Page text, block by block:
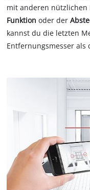
mit anderen nützlichen
Funktion oder der
kannst du die letzten
Entfernungsmesser als